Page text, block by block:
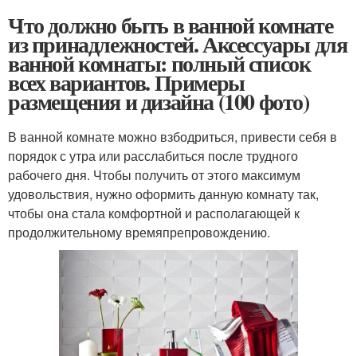
Что должно быть в ванной комнате
из принадлежностей. Аксессуары для
ванной комнаты: полный список
всех вариантов. Примеры
размещения и дизайна (100 фото)
В ванной комнате можно взбодриться, привести себя в
порядок с утра или расслабиться после трудного
рабочего дня. Чтобы получить от этого максимум
удовольствия, нужно оформить данную комнату так,
чтобы она стала комфортной и располагающей к
продолжительному времяпрепровождению.